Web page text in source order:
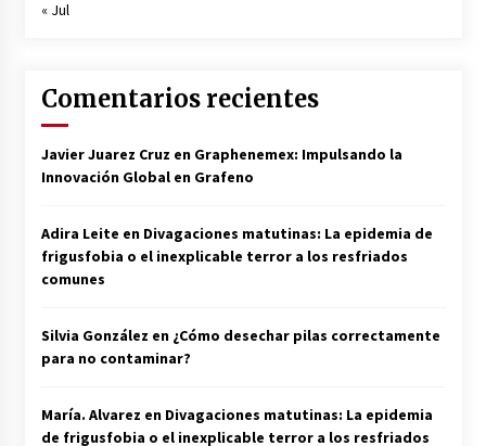
« Jul
Comentarios recientes
Javier Juarez Cruz en Graphenemex: Impulsando la
Innovación Global en Grafeno
Adira Leite en Divagaciones matutinas: La epidemia de
frigusfobia o el inexplicable terror a los resfriados
comunes
Silvia González en ¿Cómo desechar pilas correctamente
para no contaminar?
María. Alvarez en Divagaciones matutinas: La epidemia
de frigusfobia o el inexplicable terror a los resfriados